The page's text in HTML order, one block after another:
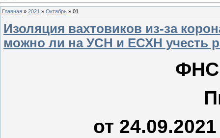
Главная » 2021 » Октябрь » 01
Изоляция вахтовиков из-за
можно ли на УСН и ЕСХН учесть
от